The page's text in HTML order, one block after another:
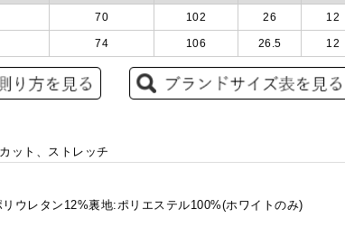
70 102 26 12
74 106 26.5 12
ット、ストレッチ
ウレタン12%裏地:ポリエステル100%(ホワイトのみ)